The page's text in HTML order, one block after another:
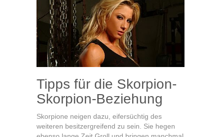
Tipps für die Skorpion-
Skorpion-Beziehung
Skorpione neigen dazu, eifersüchtig des
weiteren besitzergreifend zu sein. Sie hegen